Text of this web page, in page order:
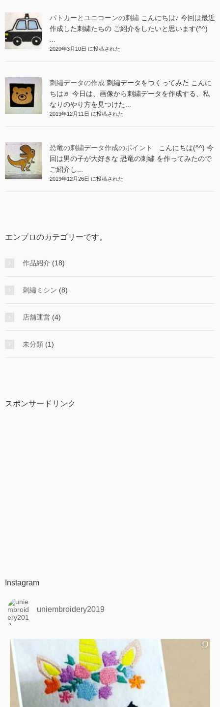
パトカーとユニコーンの刺繡 こんにちは♪ 今回は最近
作成した刺繍たちの ご紹介をしたいと思います(^^)
2020年3月10日 に投稿された
刺繡データの作成 刺繡データをつくってみた こんに
ちは♬ 今日は、画像から刺繍データを作成する、私
なりのやり方を見つけた...
2019年12月11日 に投稿された
恐竜の刺繍データ作成のポイント
こんにちは(^^) 今
回は男の子が大好きな 恐竜の刺繡 を作ってみたので
ご紹介し...
2019年12月26日 に投稿された
エンブロのカテゴリーです。
作品紹介 (18)
刺繡ミシン (8)
店舗運営 (4)
未分類 (1)
スポンサードリンク
Instagram
uniembroidery2019